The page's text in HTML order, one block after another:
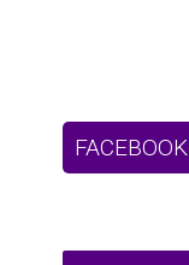
FACEBOOK